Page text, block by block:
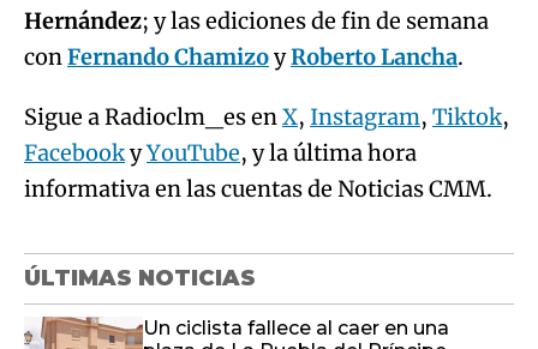
Hernández; y las ediciones de fin de semana
conFernando ChamizoyRoberto Lancha.
Sigue a Radioclm_es enX, Instagram, Tiktok,
FacebookyYouTube, y la última hora
informativa en las cuentas de Noticias CMM.
ÚLTIMAS NOTICIAS
Un ciclista fallece al caer en una